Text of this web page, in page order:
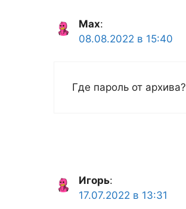
Max:
08.08.2022 в 15:40
Где пароль от архива?
Игорь:
17.07.2022 в 13:31